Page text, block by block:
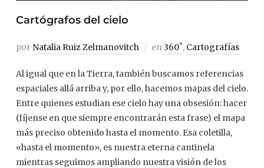
Cartógrafos del cielo
por Natalia Ruiz Zelmanovitch en360˚, Cartografías
Al igual que en la Tierra, también buscamos referencias
espaciales allá arriba y, por ello, hacemos mapas del cielo.
Entre quienes estudian ese cielo hay una obsesión: hacer
(fíjense en que siempre encontrarán esta frase) el mapa
más preciso obtenido hasta el momento. Esa coletilla,
«hasta el momento», es nuestra eterna cantinela
mientras seguimos ampliando nuestra visión de los